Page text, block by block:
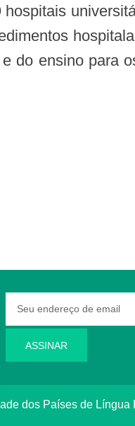
do ensino para
ASSINAR
dos Países de